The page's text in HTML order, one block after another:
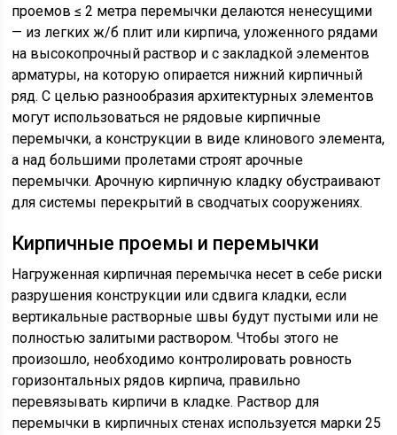
проемов ≤ 2 метра перемычки делаются ненесущими
— из легких ж/б плит или кирпича, уложенного рядами
на высокопрочный раствор и с закладкой элементов
арматуры, на которую опирается нижний кирпичный
ряд. С целью разнообразия архитектурных элементов
могут использоваться не рядовые кирпичные
перемычки, а конструкции в виде клинового элемента,
а над большими пролетами строят арочные
перемычки. Арочную кирпичную кладку обустраивают
для системы перекрытий в сводчатых сооружениях.
Кирпичные проемы и перемычки
Нагруженная кирпичная перемычка несет в себе риски
разрушения конструкции или сдвига кладки, если
вертикальные растворные швы будут пустыми или не
полностью залитыми раствором. Чтобы этого не
произошло, необходимо контролировать ровность
горизонтальных рядов кирпича, правильно
перевязывать кирпичи в кладке. Раствор для
перемычки в кирпичных стенах используется марки 25